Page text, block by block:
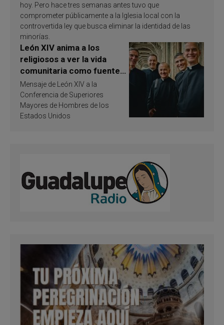
hoy. Pero hace tres semanas antes tuvo que
comprometer públicamente a la Iglesia local con la
controvertida ley que busca eliminar la identidad de las
minorías.
León XIV anima a los
religiosos a ver la vida
comunitaria como fuente
de inspiración y
santificación
Mensaje de León XIV a la
Conferencia de Superiores
Mayores de Hombres de los
Estados Unidos